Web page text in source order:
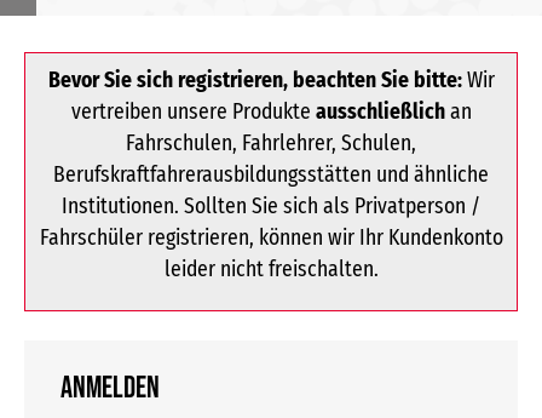
Bevor Sie sich registrieren, beachten Sie bitte:Wir
vertreiben unsere Produkte ausschließlichan
Fahrschulen, Fahrlehrer, Schulen,
Berufskraftfahrerausbildungsstätten und ähnliche
Institutionen. Sollten Sie sich als Privatperson /
Fahrschüler registrieren, können wir Ihr Kundenkonto
leider nicht freischalten.
Anmelden